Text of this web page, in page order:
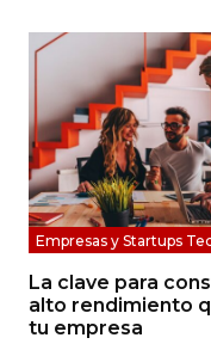
Empresas y Startups
La clave para
alto rendimiento
tu empresa